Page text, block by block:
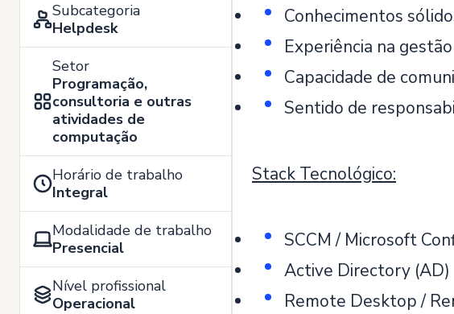
Subcategoria
Helpdesk
Setor
Programação,
consultoria e outras
atividades de
computação
Horário de trabalho
Integral
Modalidade de trabalho
Presencial
Nível profissional
Operacional
Conhecimentos
Experiência na
Capacidade de
Sentido de
Stack Tecnológico:
SCCM / Microsoft
Active Directory (AD)
Remote Desktop /